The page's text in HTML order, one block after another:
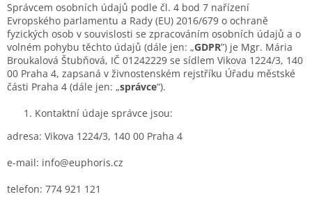
Správcem osobních údajů podle čl. 4 bod 7 nařízení
Evropského parlamentu a Rady (EU) 2016/679 o ochraně
fyzických osob v souvislosti se zpracováním osobních údajů a o
volném pohybu těchto údajů (dále jen: „GDPR”) je Mgr. Mária
Broukalová Štubňová, IČ 01242229 se sídlem Vikova 1224/3, 140
00 Praha 4, zapsaná v živnostenském rejstříku Úřadu městské
části Praha 4 (dále jen: „správce“).
Kontaktní údaje správce jsou:
adresa: Vikova 1224/3, 140 00 Praha 4
e-mail: info@euphoris.cz
telefon: 774 921 121